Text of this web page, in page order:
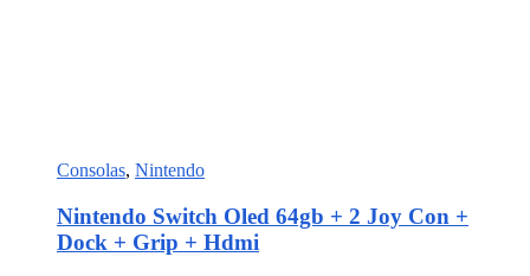
Consolas, Nintendo
Nintendo Switch Oled 64gb + 2 Joy Con +
Dock + Grip + Hdmi